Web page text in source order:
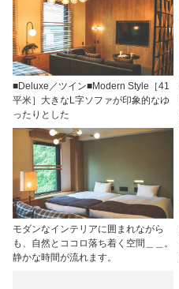
■Deluxe／ツイン■Modern Style［41
平米］大きなL字ソファが印象的なゆ
ったりとした
モダンなインテリアに囲まれながら
も、自然とココロ落ち着く空間＿＿。
静かな時間が流れます。